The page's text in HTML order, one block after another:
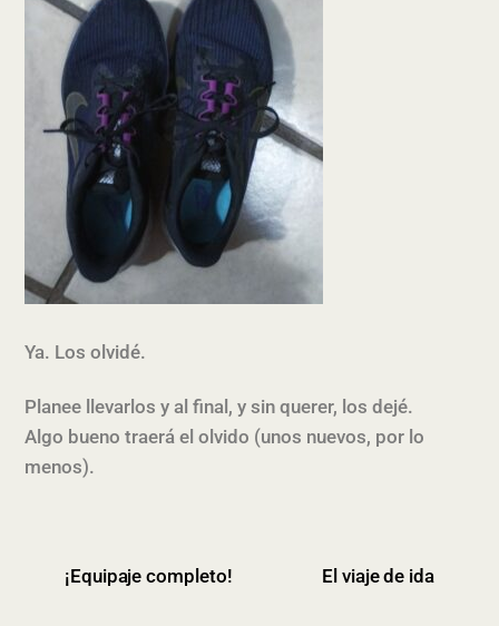
Ya. Los olvidé.
Planee llevarlos y al final, y sin querer, los dejé.
Algo bueno traerá el olvido (unos nuevos, por lo
menos).
¡Equipaje completo! El viaje de ida